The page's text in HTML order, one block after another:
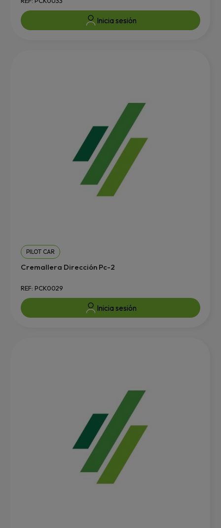
Inicia sesión
PILOT CAR
Cremallera Dirección Pc-2
REF: PCK0029
Inicia sesión